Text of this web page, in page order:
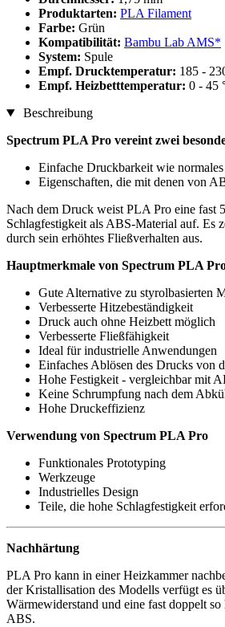
Produktarten: PLA Filament
Farbe: Grün
Kompatibilität: Bambu Lab AMS*
System: Spule
Empf. Drucktemperatur: 185 -
Empf. Heizbetttemperatur: 0 - 45
Beschreibung
Spectrum PLA Pro vereint zwei
Einfache Druckbarkeit wie
Eigenschaften, die mit denen von
Nach dem Druck weist PLA Pro eine fast
Schlagfestigkeit als ABS-Material auf. Es
durch sein erhöhtes Fließverhalten aus.
Hauptmerkmale von Spectrum PLA
Gute Alternative zu styrolbasierten
Verbesserte Hitzebeständigkeit
Druck auch ohne Heizbett möglich
Verbesserte Fließfähigkeit
Ideal für industrielle Anwendungen
Einfaches Ablösen des Drucks von
Hohe Festigkeit - vergleichbar mit
Keine Schrumpfung nach dem
Hohe Druckeffizienz
Verwendung von Spectrum PLA Pro
Funktionales Prototyping
Werkzeuge
Industrielles Design
Teile, die hohe Schlagfestigkeit
Nachhärtung
PLA Pro kann in einer Heizkammer
der Kristallisation des Modells verfügt es
Wärmewiderstand und eine fast doppelt
ABS.